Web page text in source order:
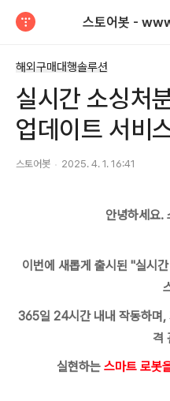
해외구매대행솔루션
실시간 소싱처
업데이트 서비
스토어봇 2025. 4. 1. 16:41
안녕하세요.
이번에 새롭게 출시된 "실시
365일 24시간 내내 작동하며,
격
실현하는 스마트 로봇